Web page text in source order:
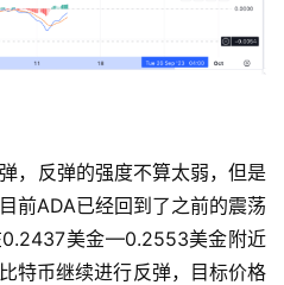
，反弹的强度不算太弱，但是
前ADA已经回到了之前的震荡
0.2437美金—0.2553美金附近
特币继续进行反弹，目标价格